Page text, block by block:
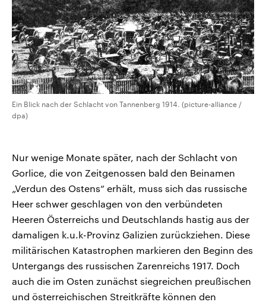
Ein Blick nach der Schlacht von Tannenberg 1914. (picture-alliance /
dpa)
Nur wenige Monate später, nach der Schlacht von
Gorlice, die von Zeitgenossen bald den Beinamen
„Verdun des Ostens“ erhält, muss sich das russische
Heer schwer geschlagen von den verbündeten
Heeren Österreichs und Deutschlands hastig aus der
damaligen k.u.k-Provinz Galizien zurückziehen. Diese
militärischen Katastrophen markieren den Beginn des
Untergangs des russischen Zarenreichs 1917. Doch
auch die im Osten zunächst siegreichen preußischen
und österreichischen Streitkräfte können den